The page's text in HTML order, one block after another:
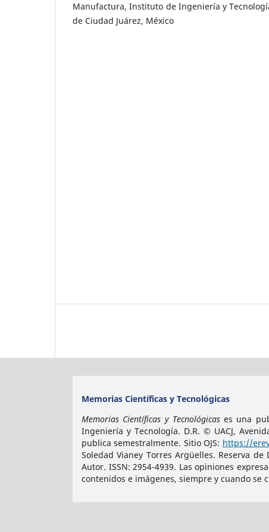
Manufactura, Instituto de Ingeniería y
de Ciudad Juárez, México
Memorias Científicas y Tecnológicas
Memorias Científicas y Tecnológicases una
Ingeniería y Tecnología. D.R. © UACJ,
publica semestralmente. Sitio OJS: https://
Soledad Vianey Torres Argüelles. Reserva
Autor. ISSN:2954-4939. Las opiniones
contenidos e imágenes, siempre y cuando se